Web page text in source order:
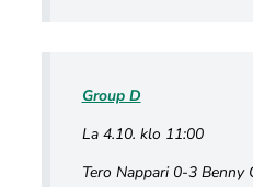
Group D
La 4.10. klo 11:00
Tero Nappari 0-3 Benny